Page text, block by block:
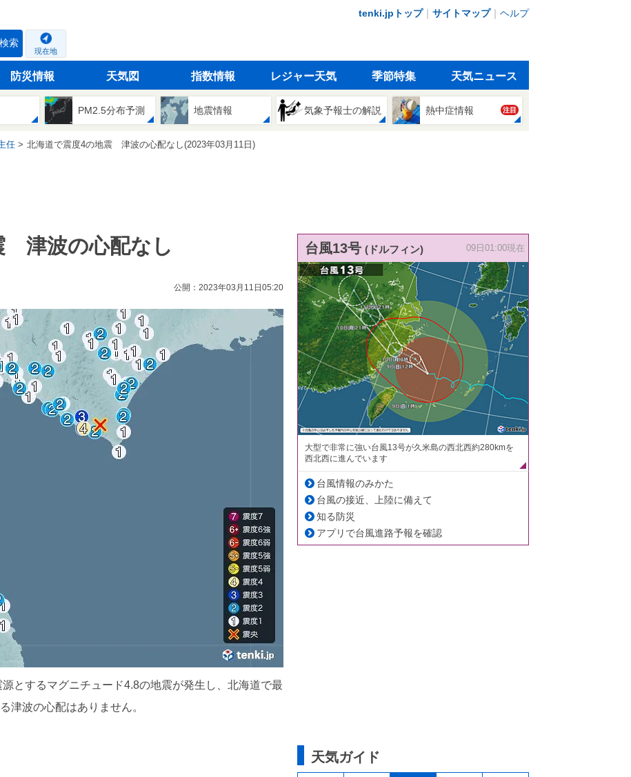
tenki.jpトップ｜ サイトマップ｜ ヘルプ
検索
現在地
防災情報 天気図 指数情報 レジャー天気 季節特集 天気ニュース
PM2.5分布予測 地震情報 気象予報士の解説 熱中症情報 注目
任 北海道で震度4の地震 津波の心配なし(2023年03月11日)
津波の心配なし
公開：2023年03月11日05:20
とするマグニチュード4.8の地震が発生し、北海道で最
津波の心配はありません。
台風13号 (ドルフィン) 09日01:00現在
大型で非常に強い台風13号が久米島の西北西約280kmを
西北西に進んでいます
台風情報のみかた
台風の接近、上陸に備えて
知る防災
アプリで台風進路予報を確認
天気ガイド